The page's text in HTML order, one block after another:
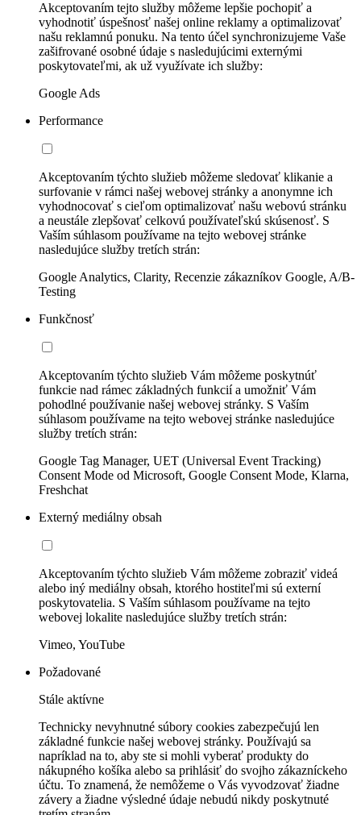
Akceptovaním tejto služby môžeme lepšie pochopiť a
vyhodnotiť úspešnosť našej online reklamy a optimalizovať
našu reklamnú ponuku. Na tento účel synchronizujeme Vaše
zašifrované osobné údaje s nasledujúcimi externými
poskytovateľmi, ak už využívate ich služby:
Google Ads
Performance
Akceptovaním týchto služieb môžeme sledovať klikanie a
surfovanie v rámci našej webovej stránky a anonymne ich
vyhodnocovať s cieľom optimalizovať našu webovú stránku
a neustále zlepšovať celkovú používateľskú skúsenosť. S
Vaším súhlasom používame na tejto webovej stránke
nasledujúce služby tretích strán:
Google Analytics, Clarity, Recenzie zákazníkov Google, A/B-
Testing
Funkčnosť
Akceptovaním týchto služieb Vám môžeme poskytnúť
funkcie nad rámec základných funkcií a umožniť Vám
pohodlné používanie našej webovej stránky. S Vaším
súhlasom používame na tejto webovej stránke nasledujúce
služby tretích strán:
Google Tag Manager, UET (Universal Event Tracking)
Consent Mode od Microsoft, Google Consent Mode, Klarna,
Freshchat
Externý mediálny obsah
Akceptovaním týchto služieb Vám môžeme zobraziť videá
alebo iný mediálny obsah, ktorého hostiteľmi sú externí
poskytovatelia. S Vaším súhlasom používame na tejto
webovej lokalite nasledujúce služby tretích strán:
Vimeo, YouTube
Požadované
Stále aktívne
Technicky nevyhnutné súbory cookies zabezpečujú len
základné funkcie našej webovej stránky. Používajú sa
napríklad na to, aby ste si mohli vyberať produkty do
nákupného košíka alebo sa prihlásiť do svojho zákazníckeho
účtu. To znamená, že nemôžeme o Vás vyvodzovať žiadne
závery a žiadne výsledné údaje nebudú nikdy poskytnuté